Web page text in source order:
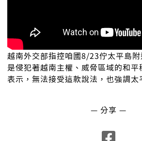
越南外交部指控咱國8/23佇太平島附
是侵犯著越南主權、威脅區域的和
表示，無法接受這款說法，也強調太
— 分享 —